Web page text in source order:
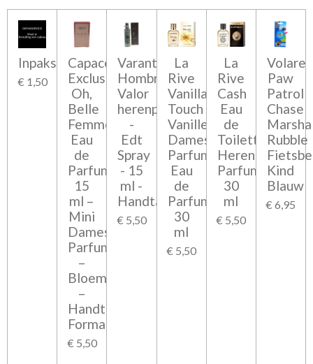
Inpakservice
€ 1,50
Capace
Exclusive
Oh,
Belle
Femme
Eau
de
Parfum
15
ml –
Mini
Dames
Parfum
–
Bloemig
–
Handtas
Formaat
€ 5,50
Varanti
Hombre
Valor
herenparfum
-
Edt
Spray
- 15
ml -
Handtasmaat
€ 5,50
La
Rive
Vanilla
Touch
Vanille
Dames
Parfum
Eau
de
Parfum
30
ml
€ 5,50
La
Rive
Cash
Eau
de
Toilette
Heren
Parfum
30
ml
€ 5,50
Volare
Paw
Patrol
Chase
Rubble
Kind
Blauw
€ 6,95